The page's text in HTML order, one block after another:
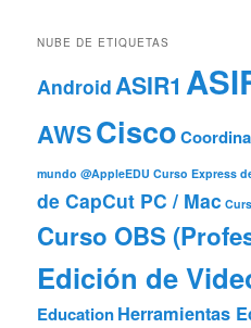
NUBE DE ETIQUETAS
AndroidASIR1
AWSCisco
mundo @AppleEDU Curso Express
de CapCut PC / Mac
Curso OBS
Edición de
EducationHerramientas